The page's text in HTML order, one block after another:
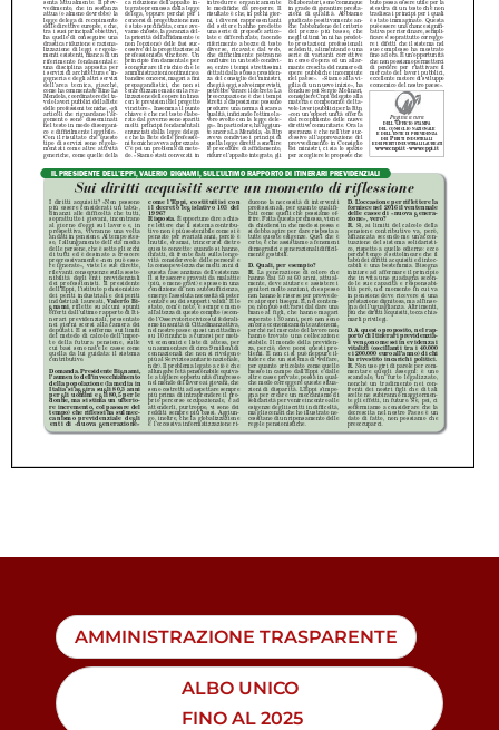
AMMINISTRAZIONE TRASPARENTE
ALBO UNICO
FINO AL 2025